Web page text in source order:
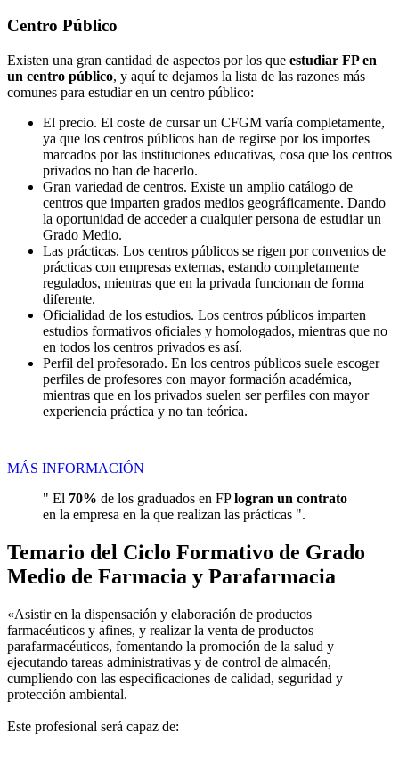
Centro Público
Existen una gran cantidad de aspectos por los que estudiar FP en
un centro público, y aquí te dejamos la lista de las razones más
comunes para estudiar en un centro público:
El precio. El coste de cursar un CFGM varía completamente,
ya que los centros públicos han de regirse por los importes
marcados por las instituciones educativas, cosa que los centros
privados no han de hacerlo.
Gran variedad de centros. Existe un amplio catálogo de
centros que imparten grados medios geográficamente. Dando
la oportunidad de acceder a cualquier persona de estudiar un
Grado Medio.
Las prácticas. Los centros públicos se rigen por convenios de
prácticas con empresas externas, estando completamente
regulados, mientras que en la privada funcionan de forma
diferente.
Oficialidad de los estudios. Los centros públicos imparten
estudios formativos oficiales y homologados, mientras que no
en todos los centros privados es así.
Perfil del profesorado. En los centros públicos suele escoger
perfiles de profesores con mayor formación académica,
mientras que en los privados suelen ser perfiles con mayor
experiencia práctica y no tan teórica.
MÁS INFORMACIÓN
" El 70% de los graduados en FPlogran un contrato
en la empresa en la que realizan las prácticas ".
Temario del Ciclo Formativo de Grado
Medio de Farmacia y Parafarmacia
«Asistir en la dispensación y elaboración de productos
farmacéuticos y afines, y realizar la venta de productos
parafarmacéuticos, fomentando la promoción de la salud y
ejecutando tareas administrativas y de control de almacén,
cumpliendo con las especificaciones de calidad, seguridad y
protección ambiental.
Este profesional será capaz de: